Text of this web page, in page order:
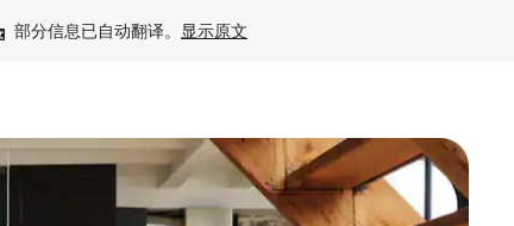
部分信息已自动翻译。 显示原文